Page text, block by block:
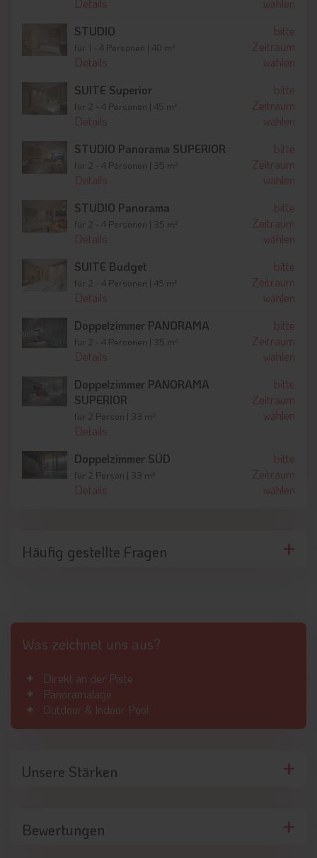
Stein. Wer den Ausblick in vollen Zügen
auskosten möchte, steigt am besten in einer
der Panoramasuiten ab oder macht es sich
Sonnenterrasse gemütlich.
Details
wählen
STUDIO
für 1 - 4 Personen | 40 m²
Details
bitte
Zeitraum
wählen
SUITE Superior
für 2 - 4 Personen | 45 m²
Details
bitte
Zeitraum
wählen
STUDIO Panorama SUPERIOR
für 2 - 4 Personen | 35 m²
Details
bitte
Zeitraum
wählen
STUDIO Panorama
für 2 - 4 Personen | 35 m²
Details
bitte
Zeitraum
wählen
SUITE Budget
für 2 - 4 Personen | 45 m²
Details
bitte
Zeitraum
wählen
Doppelzimmer PANORAMA
für 2 - 4 Personen | 35 m²
Details
bitte
Zeitraum
wählen
Doppelzimmer PANORAMA
SUPERIOR
für 2 Person | 33 m²
Details
bitte
Zeitraum
wählen
Doppelzimmer SÜD
für 2 Person | 33 m²
Details
bitte
Zeitraum
wählen
Häufig gestellte Fragen
Was zeichnet uns aus?
Direkt an der Piste
Panoramalage
Outdoor & Indoor Pool
Unsere Stärken
Bewertungen